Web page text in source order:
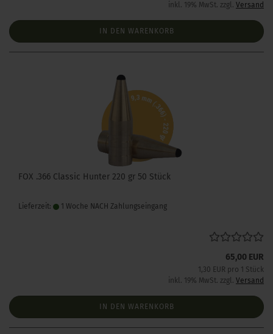
inkl. 19% MwSt. zzgl. Versand
IN DEN WARENKORB
FOX .366 Classic Hunter 220 gr 50 Stück
Lieferzeit: 1 Woche NACH Zahlungseingang
65,00 EUR
1,30 EUR pro 1 Stück
inkl. 19% MwSt. zzgl. Versand
IN DEN WARENKORB